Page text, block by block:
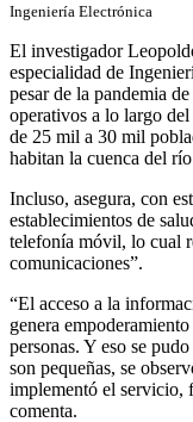
Ingeniería Electrónica
El investigador
especialidad de
pesar de la pandemia
operativos a lo largo
de 25 mil a 30 mil
habitan la cuenca del
Incluso, asegura, con
establecimientos de
telefonía móvil, lo cual
comunicaciones”.
“El acceso a la
genera
personas. Y eso se
son pequeñas, se
implementó el servicio,
comenta.